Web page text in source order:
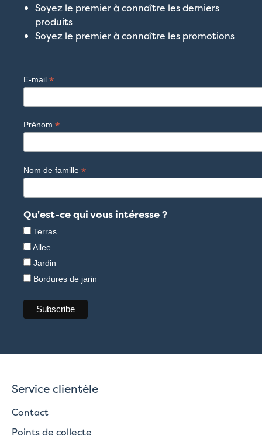
Soyez le premier à connaître les derniers
produits
Soyez le premier à connaître les promotions
E-mail *
Prénom *
Nom de famille *
Qu'est-ce qui vous intéresse ?
Terras
Allee
Jardin
Bordures de jarin
Service clientèle
Contact
Points de collecte